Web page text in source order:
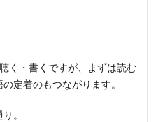
く・書く ですが、まずは読む
定着のもつながります。
。